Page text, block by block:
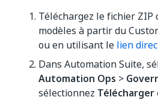
Téléchargez le fichier ZIP
modèles à partir du
ou en utilisant le lien
Dans Automation Suite,
Automation Ops >
sélectionnez Télécharger